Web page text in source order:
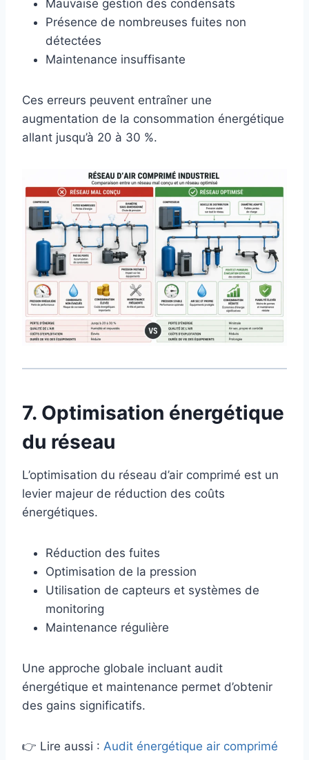
Mauvaise gestion des condensats
Présence de nombreuses fuites non
détectées
Maintenance insuffisante
Ces erreurs peuvent entraîner une
augmentation de la consommation énergétique
allant jusqu’à 20 à 30 %.
7. Optimisation énergétique
du réseau
L’optimisation du réseau d’air comprimé est un
levier majeur de réduction des coûts
énergétiques.
Réduction des fuites
Optimisation de la pression
Utilisation de capteurs et systèmes de
monitoring
Maintenance régulière
Une approche globale incluant audit
énergétique et maintenance permet d’obtenir
des gains significatifs.
👉 Lire aussi : Audit énergétique air comprimé